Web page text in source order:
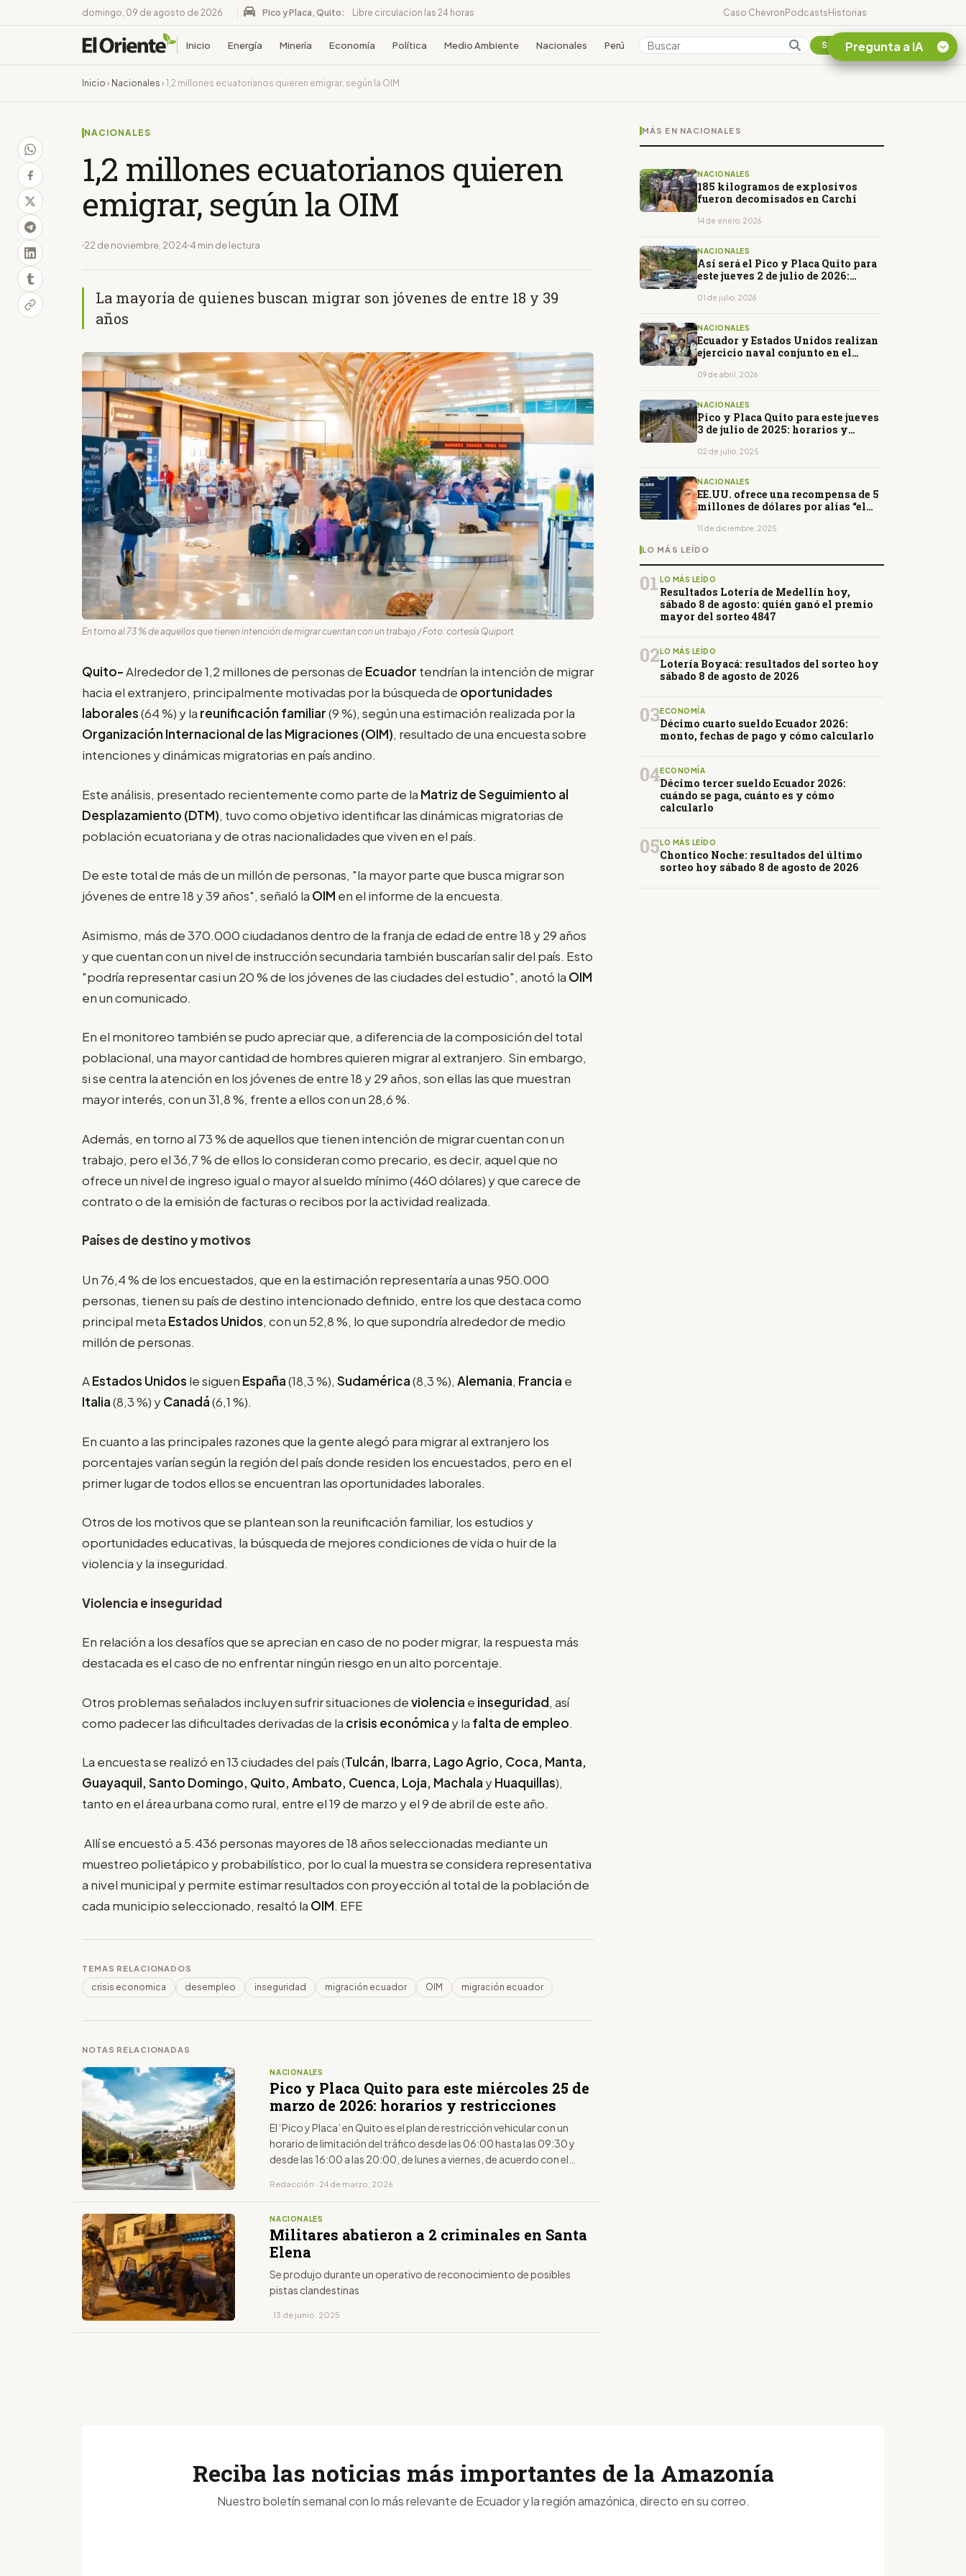
domingo, 09 de agosto de 2026 Pico y Placa, Quito: Libre circulacion las 24 horas Caso ChevronPodcastsHistorias
Inicio Energía Minería Economía Política Medio Ambiente Nacionales Perú Colombia Suscribirse
Inicio › Nacionales › 1,2 millones ecuatorianos quieren emigrar, según la OIM
NACIONALES
1,2 millones ecuatorianos quieren
emigrar, según la OIM
22 de noviembre, 2024 4 min de lectura
La mayoría de quienes buscan migrar son jóvenes de entre 18 y 39
años
En torno al 73 % de aquellos que tienen intención de migrar cuentan con un trabajo / Foto: cortesía Quiport
Quito-Alrededor de 1,2 millones de personas de Ecuador tendrían la intención de migrar
hacia el extranjero, principalmente motivadas por la búsqueda de oportunidades
laborales(64 %) y la reunificación familiar(9 %), según una estimación realizada por la
Organización Internacional de las Migraciones (OIM), resultado de una encuesta sobre
intenciones y dinámicas migratorias en país andino.
Este análisis, presentado recientemente como parte de la Matriz de Seguimiento al
Desplazamiento (DTM), tuvo como objetivo identificar las dinámicas migratorias de
población ecuatoriana y de otras nacionalidades que viven en el país.
De este total de más de un millón de personas, "la mayor parte que busca migrar son
jóvenes de entre 18 y 39 años", señaló la OIM en el informe de la encuesta.
Asimismo, más de 370.000 ciudadanos dentro de la franja de edad de entre 18 y 29 años
y que cuentan con un nivel de instrucción secundaria también buscarían salir del país. Esto
"podría representar casi un 20 % de los jóvenes de las ciudades del estudio", anotó la OIM
en un comunicado.
En el monitoreo también se pudo apreciar que, a diferencia de la composición del total
poblacional, una mayor cantidad de hombres quieren migrar al extranjero. Sin embargo,
si se centra la atención en los jóvenes de entre 18 y 29 años, son ellas las que muestran
mayor interés, con un 31,8 %, frente a ellos con un 28,6 %.
Además, en torno al 73 % de aquellos que tienen intención de migrar cuentan con un
trabajo, pero el 36,7 % de ellos lo consideran como precario, es decir, aquel que no
ofrece un nivel de ingreso igual o mayor al sueldo mínimo (460 dólares) y que carece de
contrato o de la emisión de facturas o recibos por la actividad realizada.
Países de destino y motivos
Un 76,4 % de los encuestados, que en la estimación representaría a unas 950.000
personas, tienen su país de destino intencionado definido, entre los que destaca como
principal meta Estados Unidos, con un 52,8 %, lo que supondría alrededor de medio
millón de personas.
AEstados Unidos le siguen España(18,3 %), Sudamérica(8,3 %), Alemania, Francia e
Italia(8,3 %) yCanadá(6,1 %).
En cuanto a las principales razones que la gente alegó para migrar al extranjero los
porcentajes varían según la región del país donde residen los encuestados, pero en el
primer lugar de todos ellos se encuentran las oportunidades laborales.
Otros de los motivos que se plantean son la reunificación familiar, los estudios y
oportunidades educativas, la búsqueda de mejores condiciones de vida o huir de la
violencia y la inseguridad.
Violencia e inseguridad
En relación a los desafíos que se aprecian en caso de no poder migrar, la respuesta más
destacada es el caso de no enfrentar ningún riesgo en un alto porcentaje.
Otros problemas señalados incluyen sufrir situaciones deviolencia e inseguridad, así
como padecer las dificultades derivadas de la crisis económica y la falta de empleo.
La encuesta se realizó en 13 ciudades del país (Tulcán, Ibarra, Lago Agrio, Coca, Manta,
Guayaquil, Santo Domingo, Quito, Ambato, Cuenca, Loja, Machala yHuaquillas),
tanto en el área urbana como rural, entre el 19 de marzo y el 9 de abril de este año.
Allí se encuestó a 5.436 personas mayores de 18 años seleccionadas mediante un
muestreo polietápico y probabilístico, por lo cual la muestra se considera representativa
a nivel municipal y permite estimar resultados con proyección al total de la población de
cada municipio seleccionado, resaltó la OIM. EFE
TEMAS RELACIONADOS
crisis economica desempleo inseguridad migración ecuador OIM migración ecuador
NOTAS RELACIONADAS
NACIONALES
Pico y Placa Quito para este miércoles 25 de
marzo de 2026: horarios y restricciones
El ‘Pico y Placa’ en Quito es el plan de restricción vehicular con un
horario de limitación del tráfico desde las 06:00 hasta las 09:30 y
desde las 16:00 a las 20:00, de lunes a viernes, de acuerdo con el
Redacción · 24 de marzo, 2026
NACIONALES
Militares abatieron a 2 criminales en Santa
Elena
Se produjo durante un operativo de reconocimiento de posibles
pistas clandestinas
· 13 de junio, 2025
MÁS EN NACIONALES
NACIONALES
185 kilogramos de explosivos
fueron decomisados en Carchi
14 de enero, 2026
NACIONALES
Así será el Pico y Placa Quito para
este jueves 2 de julio de 2026:
01 de julio, 2026
NACIONALES
Ecuador y Estados Unidos realizan
ejercicio naval conjunto en el
09 de abril, 2026
NACIONALES
Pico y Placa Quito para este jueves
3 de julio de 2025: horarios y
02 de julio, 2025
NACIONALES
EE.UU. ofrece una recompensa de 5
millones de dólares por alias “el
11 de diciembre, 2025
LO MÁS LEÍDO
01 LO MÁS LEÍDO
Resultados Lotería de Medellín hoy,
sábado 8 de agosto: quién ganó el premio
mayor del sorteo 4847
02 LO MÁS LEÍDO
Lotería Boyacá: resultados del sorteo hoy
sábado 8 de agosto de 2026
03ECONOMÍA
Décimo cuarto sueldo Ecuador 2026:
monto, fechas de pago y cómo calcularlo
04ECONOMÍA
Décimo tercer sueldo Ecuador 2026:
cuándo se paga, cuánto es y cómo
calcularlo
05 LO MÁS LEÍDO
Chontico Noche: resultados del último
sorteo hoy sábado 8 de agosto de 2026
Pregunta a IA
¿En que consiste la
Reciba las noticias más importantes de la Amazonía
Nuestro boletín semanal con lo más relevante de Ecuador y la región amazónica, directo en su correo.